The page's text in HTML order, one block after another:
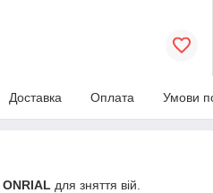
Доставка Оплата Умови
для зняття вій.